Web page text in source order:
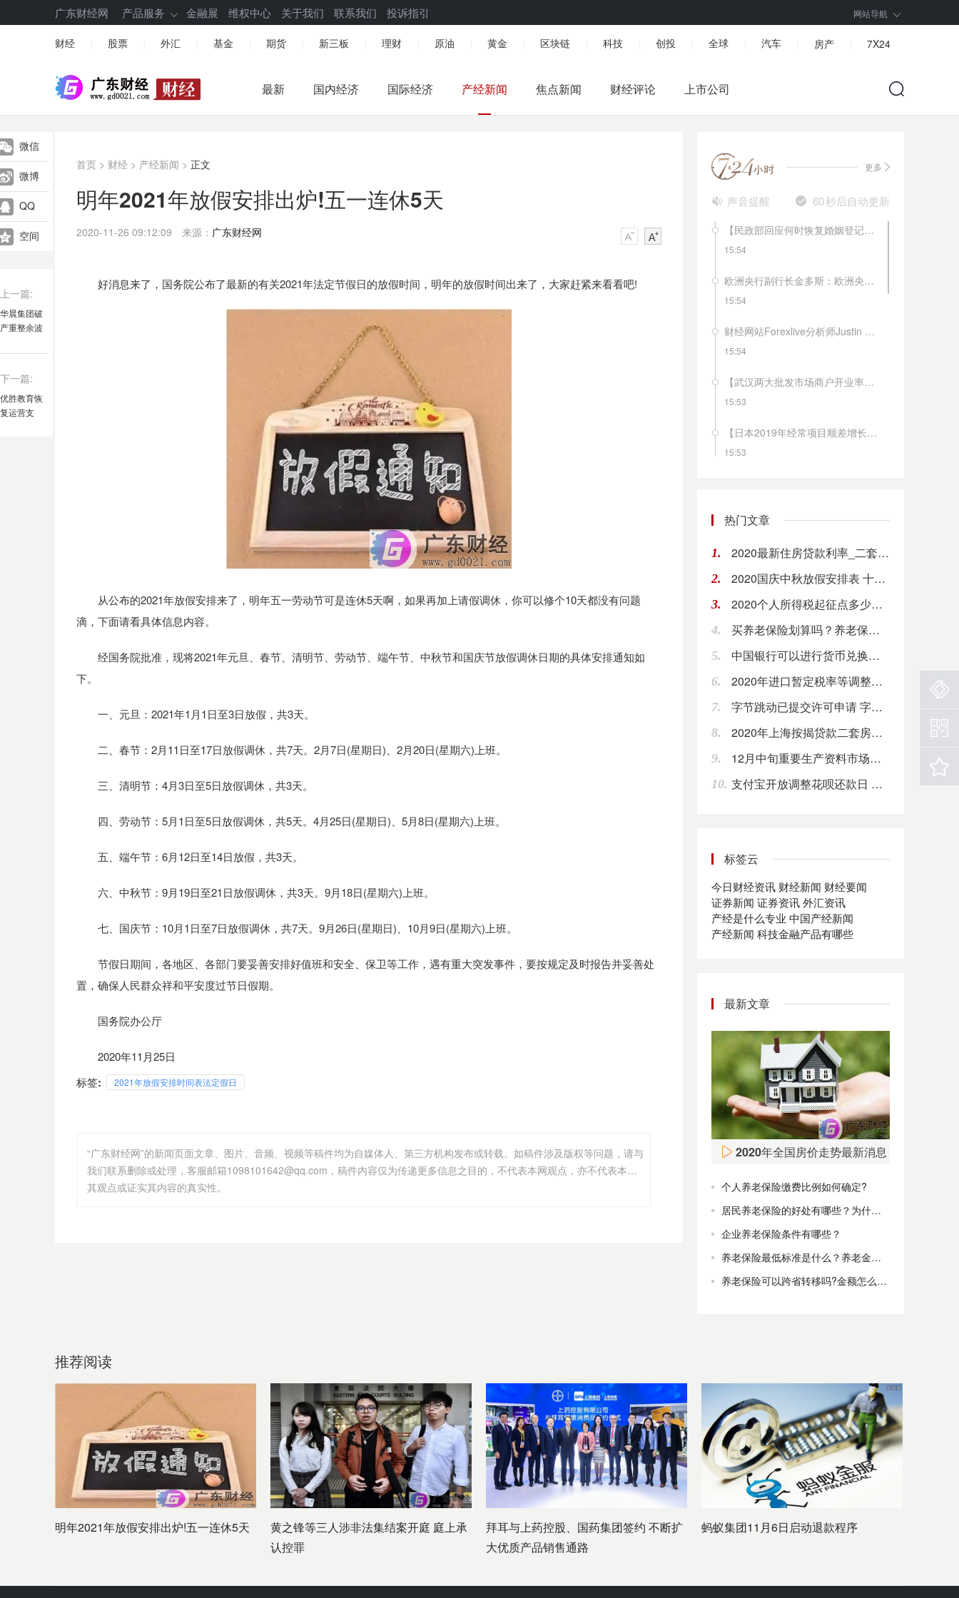
广东财经网 产品服务 金融展 维权中心 关于我们 联系我们 投诉指引 网站导航
财经 股票 外汇 基金 期货 新三板 理财 原油 黄金 区块链 科技 创投 全球 汽车 房产 7X24
最新 国内经济 国际经济 产经新闻 焦点新闻 财经评论 上市公司
微信
微博
QQ
空间
上一篇:
华晨集团破
产重整余波
股拟卖资产
下一篇:
优胜教育恢
复运营支
首页 > 财经 > 产经新闻 > 正文
明年2021年放假安排出炉!五一连休5天
2020-11-26 09:12:09 来源： 广东财经网
好消息来了，国务院公布了最新的有关2021年法定节假日的放假时间，明年的放假时间出来了，大家赶紧来看看吧!
从公布的2021年放假安排来了，明年五一劳动节可是连休5天啊，如果再加上请假调休，你可以修个10天都没有问题
滴，下面请看具体信息内容。
经国务院批准，现将2021年元旦、春节、清明节、劳动节、端午节、中秋节和国庆节放假调休日期的具体安排通知如
下。
一、元旦：2021年1月1日至3日放假，共3天。
二、春节：2月11日至17日放假调休，共7天。2月7日(星期日)、2月20日(星期六)上班。
三、清明节：4月3日至5日放假调休，共3天。
四、劳动节：5月1日至5日放假调休，共5天。4月25日(星期日)、5月8日(星期六)上班。
五、端午节：6月12日至14日放假，共3天。
六、中秋节：9月19日至21日放假调休，共3天。9月18日(星期六)上班。
七、国庆节：10月1日至7日放假调休，共7天。9月26日(星期日)、10月9日(星期六)上班。
节假日期间，各地区、各部门要妥善安排好值班和安全、保卫等工作，遇有重大突发事件，要按规定及时报告并妥善处
置，确保人民群众祥和平安度过节日假期。
国务院办公厅
2020年11月25日
标签: 2021年放假安排时间表法定假日
“广东财经网”的新闻页面文章、图片、音频、视频等稿件均为自媒体人、第三方机构发布或转载。如稿件涉及版权等问题，请与
我们联系删除或处理，客服邮箱1098101642@qq.com，稿件内容仅为传递更多信息之目的，不代表本网观点，亦不代表本网站赞同
其观点或证实其内容的真实性。
更多
声音提醒 60秒后自动更新
【民政部回应何时恢复婚姻登记】民政部社会事务司二级巡视员杨宗涛表示，婚姻登记场所是人群聚集场所，部分地区暂停婚姻登记工作是对人民群众安全负责。未停止登记的地方推广用电话、网络、qq群预约登记，控制登记人数，分批分段登记，减少人员聚集和在登记机关停留时间。已停止婚姻登记地方将根据当地疫情控制情况逐渐恢复。
15:54
欧洲央行副行长金多斯：欧洲央行还没有达到逆转利率。宽松政策的副作用更明显了。
15:54
财经网站Forexlive分析师Justin Low评瑞士1月CPI月率：尽管通胀年率保持稳定，但核心通胀率有所下降，这一点令人更加担忧。这只是进一步巩固了瑞士央行维持现有货币政策不变，并可能在未来寻求更多宽松措施的观点。
15:54
【武汉两大批发市场商户开业率超过80%】商务部市场建设司司长朱小良10日称，目前武汉生活必需品供应基本正常，除冷鲜肉、鲜叶菜等少数品种存在结构性短缺外，大部分重要生活物资供应充足，未发生明显抢购或脱销断档情况。当地白沙洲和四季美两大批发市场正常营业，商户开业率超过80%，日交易量上升至3000吨以上。（国是直通车）
15:53
【日本2019年经常项目顺差增长4.4%】日本财务省10日发布的国际收支初步统计报告显示，主要受外国人入境游消费扩大影响，2019年日本经常项目顺差增长4.4%。报告显示，2019年日本经常项目顺差为20.06万亿日元（1美元约合109.8日元）。其中，商品贸易方面，由于液化天然气价格下跌等因素，进口下降5.6%至75.56万亿日元；由于汽车部件及钢铁等产品出口减少，出口下降6.3%至76.12万亿日元。货物贸易顺差减少53.8%，为5536亿日元。（新华社）
15:53
15:52
英镑兑美元GBP/USD短线走低13点，现报1.2890。
15:52
【宁德时代“供电”国产特斯拉 有望拉低售价20%】全国乘联会秘书长崔东树分析认为，“随着特斯拉国产化率提升和产能爬坡，未来特斯拉国产车型的价格下探空间还是很大的。”他预计今年下半年，国产Model 3车型的售价就有望降至25万元，降幅接近20%。（新京报）
15:51
【内蒙古：对不裁员或少裁员企业返还上年度50%失业保险费】据内蒙古新型冠状病毒肺炎疫情防控工作指挥部消息，疫情期间，内蒙古对不裁员或少裁员的企业返还上年度实际缴纳失业保险费的50%，对面临暂时性经营困难的中小企业，返还标准提高到上年度6个月企业及其职工缴纳社会保险费的50%。
15:51
【商务部：2019年服务进出口总额54152.9亿元 同比增长2.8%】商务部新闻发言人表示，2019年，在服务贸易创新发展试点等政策的激励下，我国服务贸易总体保持平稳向上态势，逆差明显下降，结构显著优化，高质量发展成效初步显现。全年服务进出口总额54152.9亿元（人民币，下同），同比增长2.8%。其中，出口总额19564.0亿元，同比增长8.9%；进口总额34588.9亿元，同比减少0.4%。（第一财经）
15:51
【振华股份：疫情导致下游客户开工推迟 产品库存上升】振华化学公告，公司目前生产经营稳定，所有产能均正常开工，原材料采购能基本满足生产需要，由于疫情导致下游客户开工推迟，公司出货量减少，产品库存有所上升。公司将根据客户需求、疫情及市场变化，适度调整生产经营策略，尽可能保持生产经营的稳定。
15:49
精测电子：与京东方集团签订了多份销售合同，合同累计金额达到6.96亿元。
17:12
热门文章
1. 2020最新住房贷款利率_二套房可以用公积金贷款吗_申请对二套房公积金流程
2. 2020国庆中秋放假安排表 十一出行省钱攻略
3. 2020个人所得税起征点多少？个人所得税如何计算
4. 买养老保险划算吗？养老保险怎么买?
5. 中国银行可以进行货币兑换吗?中国银行外币兑换流程
6. 2020年进口暂定税率等调整方案的通知 7月1日起，取消7项信息技术产品进口暂定税率
7. 字节跳动已提交许可申请 字节跳动是做什么的
8. 2020年上海按揭贷款二套房的利率是多少？
9. 12月中旬重要生产资料市场价格：21种上涨 23种下降
10. 支付宝开放调整花呗还款日 明年1万家机构分期免息
标签云
今日财经资讯 财经新闻 财经要闻
证券新闻 证券资讯外汇资讯
产经是什么专业 中国产经新闻
产经新闻 科技金融产品有哪些
最新文章
2020年全国房价走势最新消息 2021年房价
个人养老保险缴费比例如何确定?
居民养老保险的好处有哪些？为什么要购买养老保险?
企业养老保险条件有哪些？
养老保险最低标准是什么？养老金怎么缴纳以及养老金缴纳档次
养老保险可以跨省转移吗?金额怎么算？
推荐阅读
明年2021年放假安排出炉!五一连休5天
黄之锋等三人涉非法集结案开庭 庭上承
认控罪
拜耳与上药控股、国药集团签约 不断扩
大优质产品销售通路
蚂蚁集团11月6日启动退款程序